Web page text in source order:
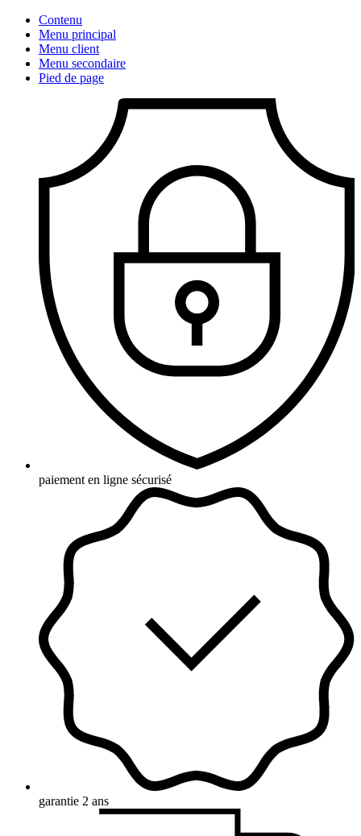
Contenu
Menu principal
Menu client
Menu secondaire
Pied de page
paiement en ligne sécurisé
garantie 2 ans